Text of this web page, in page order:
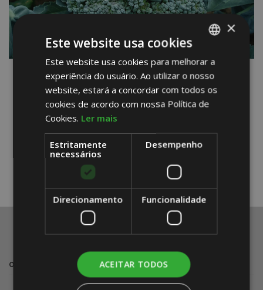
PRÓXIMO PRODUTO
OUTRAS EMPRESAS DO GRUPO E PARCEIROS
PORTUGUESE
ENGLISH
SPANISH
×
Este website usa cookies
Este website usa cookies para melhorar a
experiência do usuário. Ao utilizar o nosso
website, estará a concordar com todos os
cookies de acordo com nossa Política de
Cookies. Ler mais
Estritamente
necessários
Desempenho
Direcionamento Funcionalidade
ACEITAR TODOS